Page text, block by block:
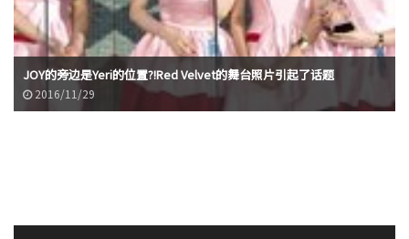
JOY的旁边是Yeri的位置?!Red Velvet的舞台照片引起了话题
2016/11/29